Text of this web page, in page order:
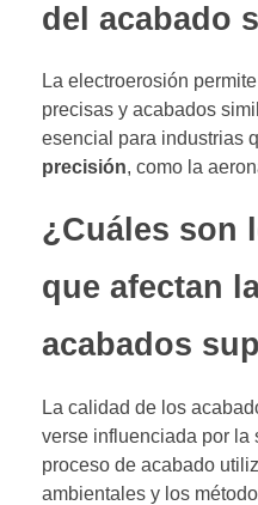
del acabado
La electroerosión
precisas y acabados
esencial para industrias
precisión, como la
¿Cuáles son
que afectan
acabados
La calidad de los
verse influenciada por la
proceso de acabado
ambientales y los